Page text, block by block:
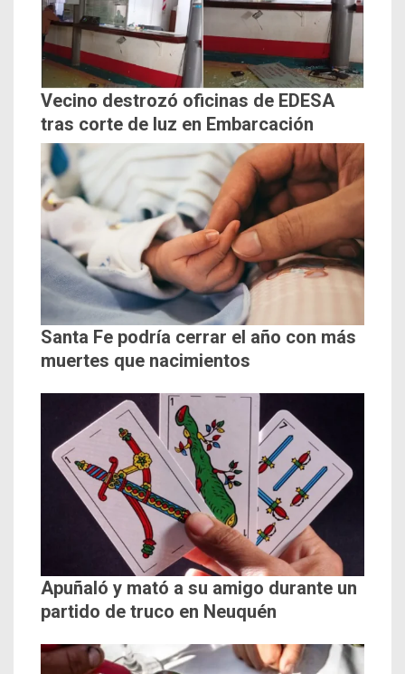
Vecino destrozó oficinas de EDESA
tras corte de luz en Embarcación
Santa Fe podría cerrar el año con más
muertes que nacimientos
Apuñaló y mató a su amigo durante un
partido de truco en Neuquén